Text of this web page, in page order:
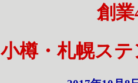
創
小樽・札幌ス